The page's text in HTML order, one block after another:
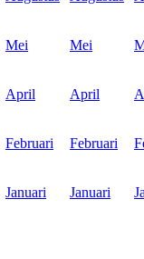
Mei Mei
April April
Februari Februari
Januari Januari